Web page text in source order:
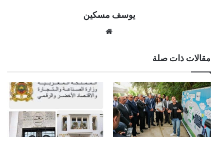
يوسف مسكين
مقالات ذات صلة